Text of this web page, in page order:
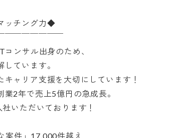
ッチング力◆
￣￣￣￣￣￣￣
ンサル出身のため、
ています。
ャリア支援を大切にしています！
2年で売上5億円の急成長。
いただいております！
案件」17,000件越え